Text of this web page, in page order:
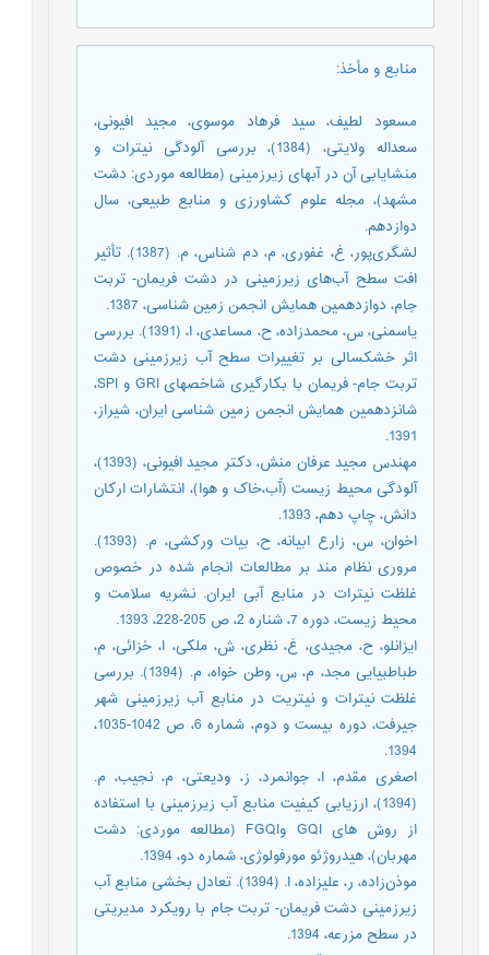
منابع و مأخذ:
مسعود لطیف، سید فرهاد موسوی، مجید افیونی،
سعداله ولایتی، (1384)، بررسی آلودگی نیترات و
منشایابی آن در آبهای زیرزمینی (مطالعه موردی: دشت
مشهد)، مجله علوم کشاورزی و منابع طبیعی، سال
دوازدهم.
لشگری‌پور، غ، غفوری، م، دم شناس، م. (1387). تأثیر
افت سطح آب‌های زیرزمینی در دشت فریمان- تربت
جام، دوازدهمین همایش انجمن زمین شناسی، 1387.
یاسمنی، س، محمدزاده، ح، مساعدی، ا، (1391). بررسی
اثر خشکسالی بر تغییرات سطح آب زیرزمینی دشت
تربت جام- فریمان با بکارگیری شاخصهای GRI و SPI،
شانزدهمین همایش انجمن زمین شناسی ایران، شیراز،
1391.
مهندس مجید عرفان منش، دکتر مجید افیونی، (1393)،
آلودگی محیط زیست (آّب،خاک و هوا)، انتشارات ارکان
دانش، چاپ دهم، 1393.
اخوان، س، زارع ابیانه، ح، بیات ورکشی، م. (1393).
مروری نظام مند بر مطالعات انجام شده در خصوص
غلظت نیترات در منابع آبی ایران. نشریه سلامت و
محیط زیست، دوره 7، شناره 2، ص 205-228، 1393.
ایزانلو، ح، مجیدی، غ، نظری، ش، ملکی، ا، خزائی، م،
طباطبیایی مجد، م، س، وطن خواه، م. (1394). بررسی
غلظت نیترات و نیتریت در منابع آب زیرزمینی شهر
جیرفت، دوره بیست و دوم، شماره 6، ص 1042-1035،
1394.
اصغری مقدم، ا، جوانمرد، ز، ودیعتی، م، نجیب، م.
(1394)، ارزیابی کیفیت منابع آب زیرزمینی با استفاده
از روش های GQI وFGQI (مطالعه موردی: دشت
مهربان)، هیدروژئو مورفولوژی، شماره دو، 1394.
موذن‌زاده، ر، علیزاده، ا. (1394). تعادل بخشی منابع آب
زیرزمینی دشت فریمان- تربت جام با رویکرد مدیریتی
در سطح مزرعه، 1394.